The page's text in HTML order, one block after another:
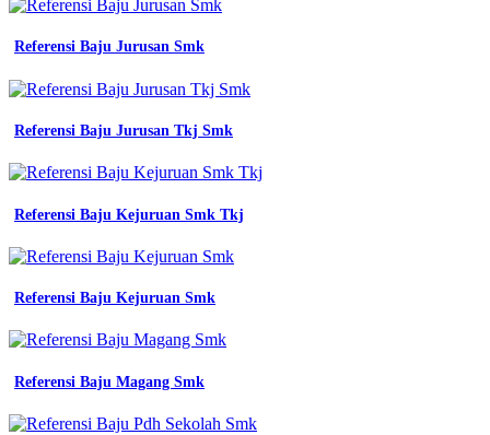
Referensi Baju Jurusan Smk
Referensi Baju Jurusan Tkj Smk
Referensi Baju Kejuruan Smk Tkj
Referensi Baju Kejuruan Smk
Referensi Baju Magang Smk